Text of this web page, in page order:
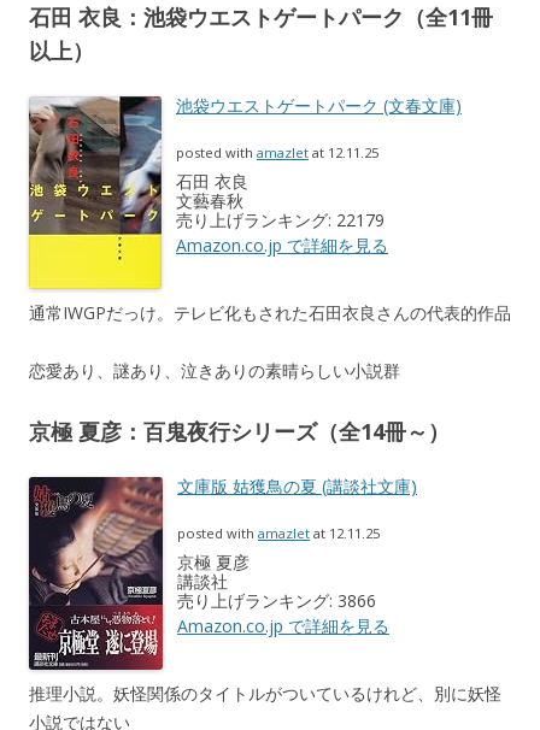
石田 衣良：池袋ウエストゲートパーク（全11冊
以上）
池袋ウエストゲートパーク (文春文庫)
posted with amazlet at 12.11.25
石田 衣良
文藝春秋
売り上げランキング: 22179
Amazon.co.jp で詳細を見る
通常IWGPだっけ。テレビ化もされた石田衣良さんの代表的作品
恋愛あり、謎あり、泣きありの素晴らしい小説群
京極 夏彦：百鬼夜行シリーズ（全14冊～）
文庫版 姑獲鳥の夏 (講談社文庫)
posted with amazlet at 12.11.25
京極 夏彦
講談社
売り上げランキング: 3866
Amazon.co.jp で詳細を見る
推理小説。妖怪関係のタイトルがついているけれど、別に妖怪
小説ではない